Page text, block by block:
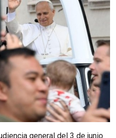
general del 3 de junio